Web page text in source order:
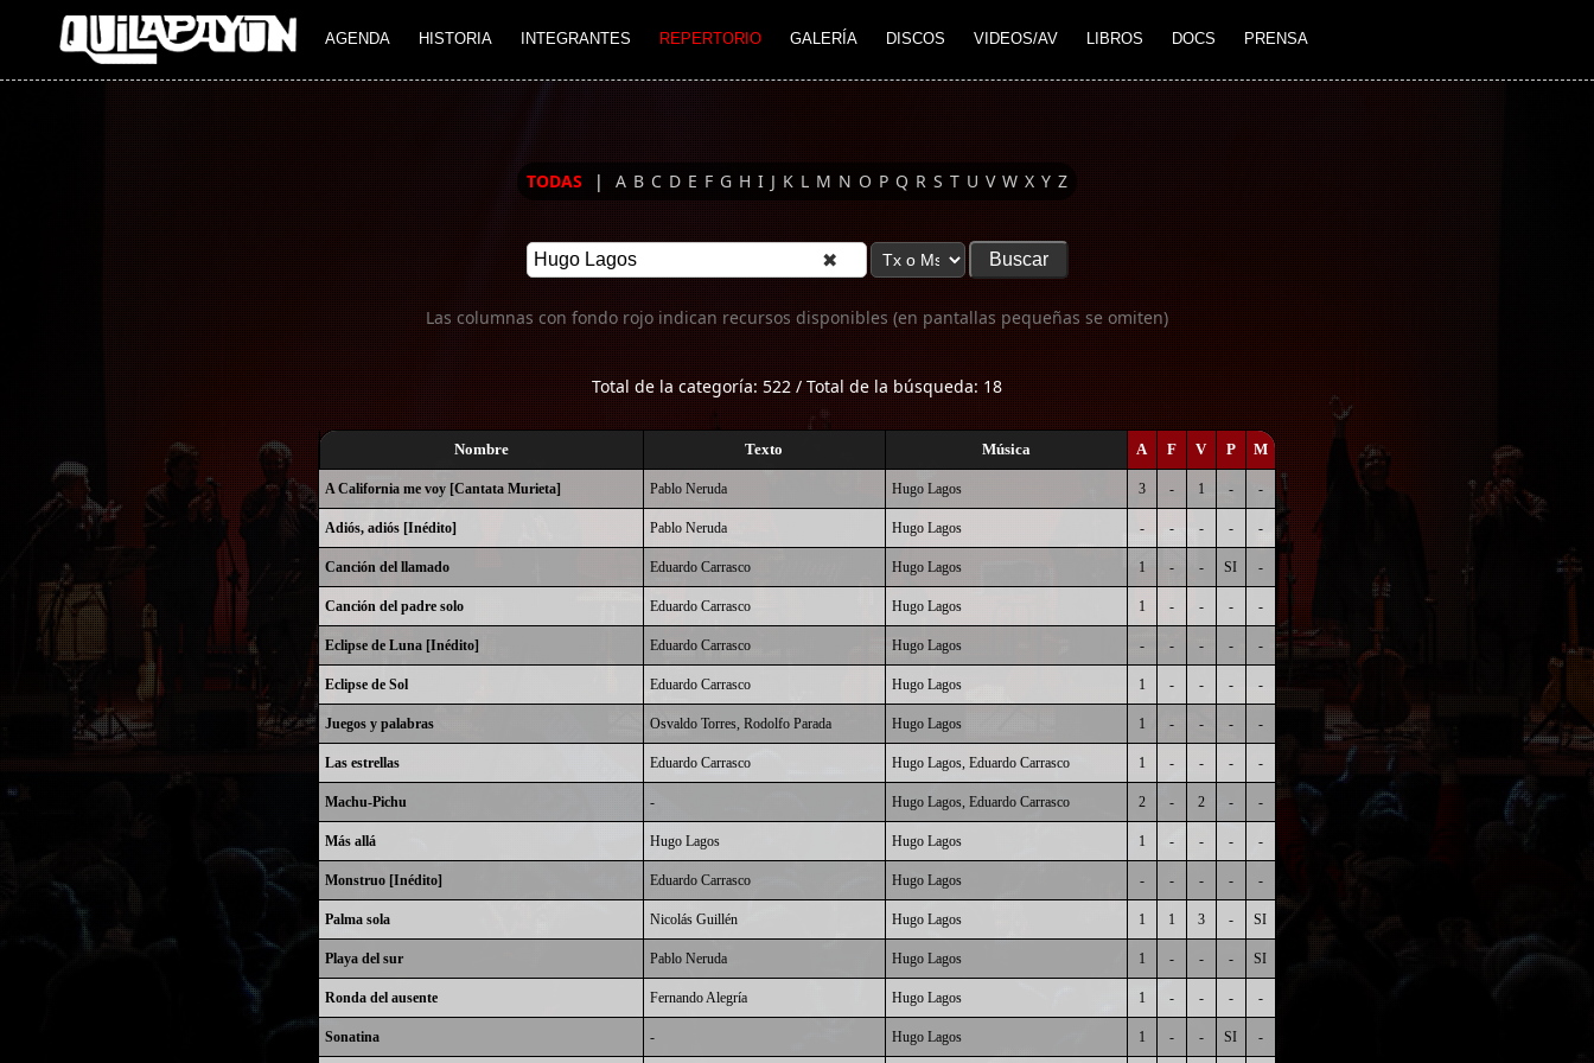
AGENDA HISTORIA INTEGRANTES REPERTORIO GALERÍA DISCOS VIDEOS/AV LIBROS DOCS PRENSA
Imagen 01
TODAS | A B C D E F G H I J K L M N O P Q R S T U V W X Y Z
✖
Las columnas con fondo rojo indican recursos disponibles (en pantallas pequeñas se omiten)
Total de la categoría: 522 / Total de la búsqueda: 18
Nombre Texto Música A F V P M
A California me voy [Cantata Murieta] Pablo Neruda Hugo Lagos 3 - 1 - -
Adiós, adiós [Inédito] Pablo Neruda Hugo Lagos - - - - -
Canción del llamado Eduardo Carrasco Hugo Lagos 1 - - SI -
Canción del padre solo Eduardo Carrasco Hugo Lagos 1 - - - -
Eclipse de Luna [Inédito] Eduardo Carrasco Hugo Lagos - - - - -
Eclipse de Sol Eduardo Carrasco Hugo Lagos 1 - - - -
Juegos y palabras Osvaldo Torres, Rodolfo Parada Hugo Lagos 1 - - - -
Las estrellas Eduardo Carrasco Hugo Lagos, Eduardo Carrasco 1 - - - -
Machu-Pichu - Hugo Lagos, Eduardo Carrasco 2 - 2 - -
Más allá Hugo Lagos Hugo Lagos 1 - - - -
Monstruo [Inédito] Eduardo Carrasco Hugo Lagos - - - - -
Palma sola Nicolás Guillén Hugo Lagos 1 1 3 - SI
Playa del sur Pablo Neruda Hugo Lagos 1 - - - SI
Ronda del ausente Fernando Alegría Hugo Lagos 1 - - - -
Sonatina - Hugo Lagos 1 - - SI -